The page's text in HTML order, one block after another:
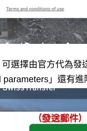
選擇由官方代為
」還有進